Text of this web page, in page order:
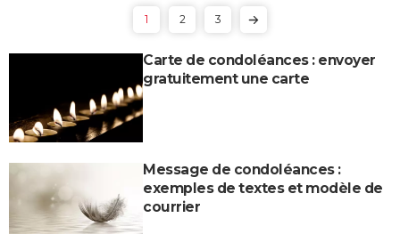
1 2 3
Carte de condoléances : envoyer
gratuitement une carte
Message de condoléances :
exemples de textes et modèle de
courrier